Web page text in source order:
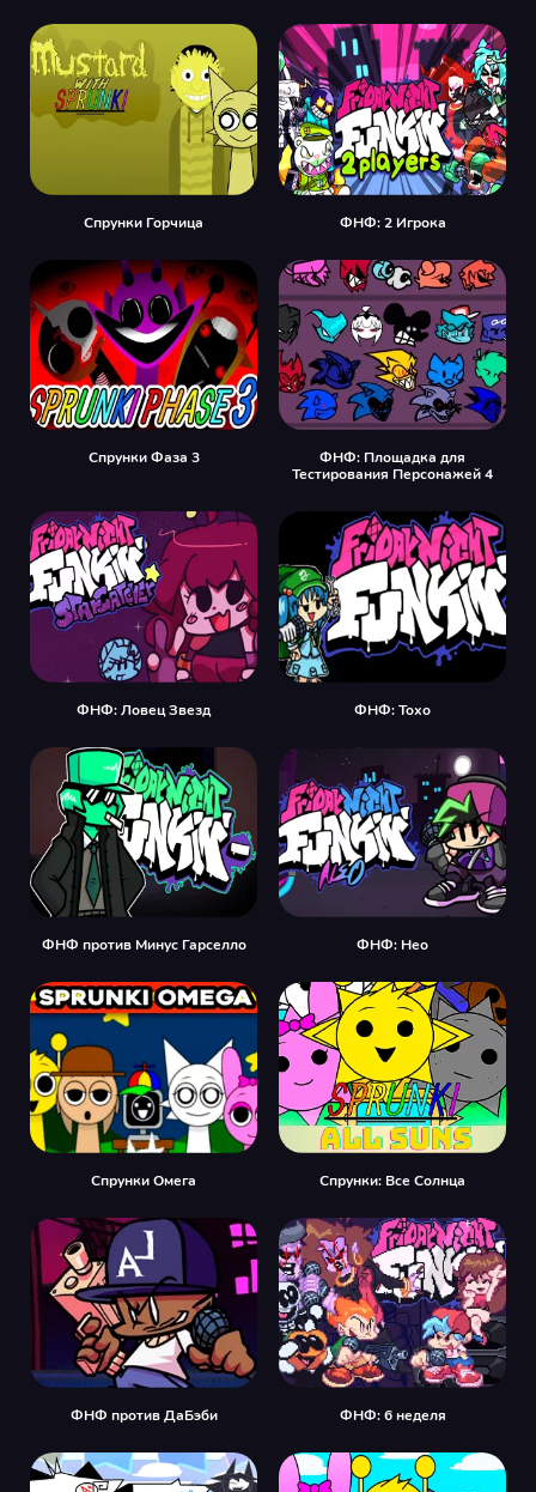
Спрунки Горчица ФНФ: 2 Игрока
Спрунки Фаза 3
ФНФ: Площадка для
Тестирования Персонажей 4
ФНФ: Ловец Звезд ФНФ: Тохо
ФНФ против Минус Гарселло ФНФ: Нео
Спрунки Омега Спрунки: Все Солнца
ФНФ против ДаБэби ФНФ: 6 неделя